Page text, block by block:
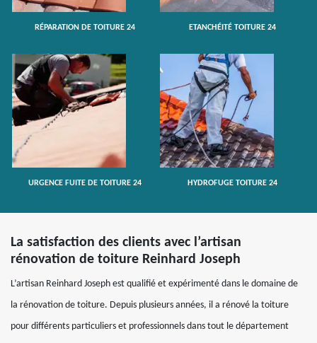
RÉPARATION DE TOITURE 24 ETANCHÉITÉ TOITURE 24
URGENCE FUITE DE TOITURE 24 HYDROFUGE TOITURE 24
La satisfaction des clients avec l’artisan
rénovation de toiture Reinhard Joseph
L’artisan Reinhard Joseph est qualifié et expérimenté dans le domaine de
la rénovation de toiture. Depuis plusieurs années, il a rénové la toiture
pour différents particuliers et professionnels dans tout le département